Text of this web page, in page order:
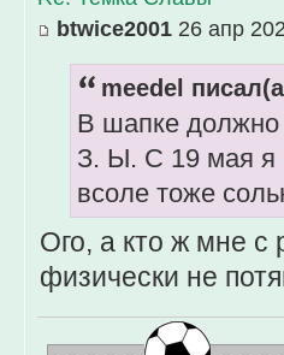
btwice2001 26 апр
meedel
В шапке должно
З. Ы. С 19 мая я
всоле тоже
Ого, а кто ж мне
физически не